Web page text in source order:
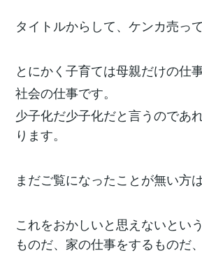
タイトルからして、ケンカ売って
とにかく子育ては母親だけの仕
社会の仕事です。
少子化だ少子化だと言うのであ
ります。
まだご覧になったことが無い方
これをおかしいと思えないとい
ものだ、家の仕事をするものだ